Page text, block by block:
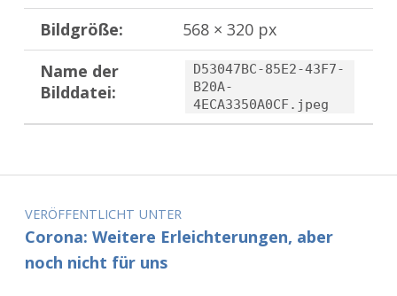
Bildgröße:
568 × 320 px
Name der
Bilddatei:
D53047BC-85E2-43F7-
B20A-
4ECA3350A0CF.jpeg
Zurück zur Hauptnavigation springen
Beitragsnavigation
VERÖFFENTLICHT UNTER
Corona: Weitere Erleichterungen, aber
noch nicht für uns